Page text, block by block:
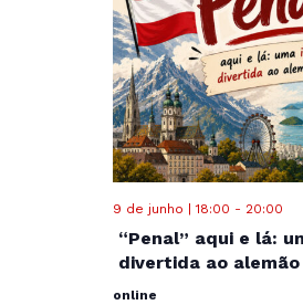
9 de junho | 18:00 - 20:00
“Penal” aqui e lá:
divertida ao
online